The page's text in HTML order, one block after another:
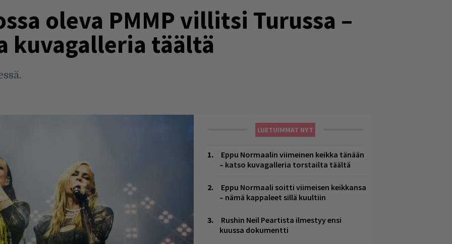
oleva PMMP villitsi Turussa –
kuvagalleria täältä
LUETUIMMAT NYT
Eppu Normaalin viimeinen keikka tänään
– katso kuvagalleria torstailta täältä
Eppu Normaali soitti viimeisen keikkansa
– nämä kappaleet sillä kuultiin
Rushin Neil Peartista ilmestyy ensi
kuussa dokumentti